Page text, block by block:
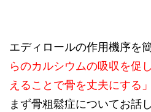
エディロールの作用機序を
らのカルシウムの吸収を促
えることで骨を丈夫にする」
まず骨粗鬆症についてお話